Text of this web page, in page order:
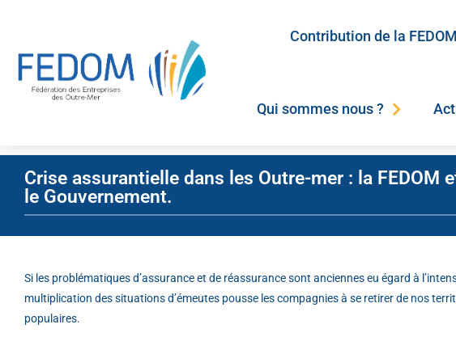
Contribution de la
Qui sommes nous ?
Crise assurantielle dans les Outre-mer : la
le Gouvernement.
Si les problématiques d’assurance et de réassurance sont anciennes eu égard à
multiplication des situations d’émeutes pousse les compagnies à se retirer de nos
populaires.